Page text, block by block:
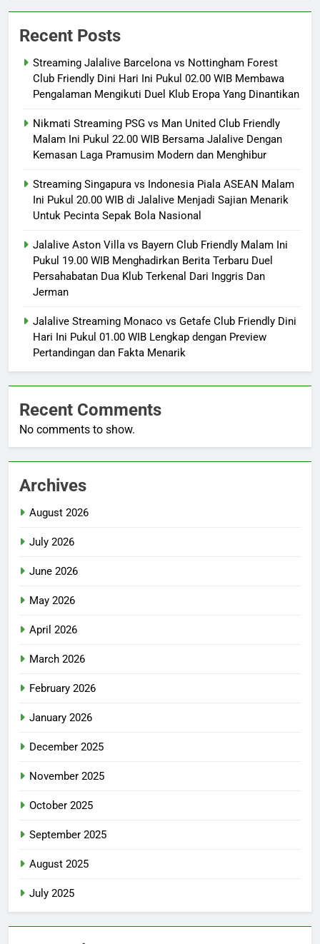
Recent Posts
Streaming Jalalive Barcelona vs Nottingham Forest
Club Friendly Dini Hari Ini Pukul 02.00 WIB Membawa
Pengalaman Mengikuti Duel Klub Eropa Yang Dinantikan
Nikmati Streaming PSG vs Man United Club Friendly
Malam Ini Pukul 22.00 WIB Bersama Jalalive Dengan
Kemasan Laga Pramusim Modern dan Menghibur
Streaming Singapura vs Indonesia Piala ASEAN Malam
Ini Pukul 20.00 WIB di Jalalive Menjadi Sajian Menarik
Untuk Pecinta Sepak Bola Nasional
Jalalive Aston Villa vs Bayern Club Friendly Malam Ini
Pukul 19.00 WIB Menghadirkan Berita Terbaru Duel
Persahabatan Dua Klub Terkenal Dari Inggris Dan
Jerman
Jalalive Streaming Monaco vs Getafe Club Friendly Dini
Hari Ini Pukul 01.00 WIB Lengkap dengan Preview
Pertandingan dan Fakta Menarik
Recent Comments
No comments to show.
Archives
August 2026
July 2026
June 2026
May 2026
April 2026
March 2026
February 2026
January 2026
December 2025
November 2025
October 2025
September 2025
August 2025
July 2025